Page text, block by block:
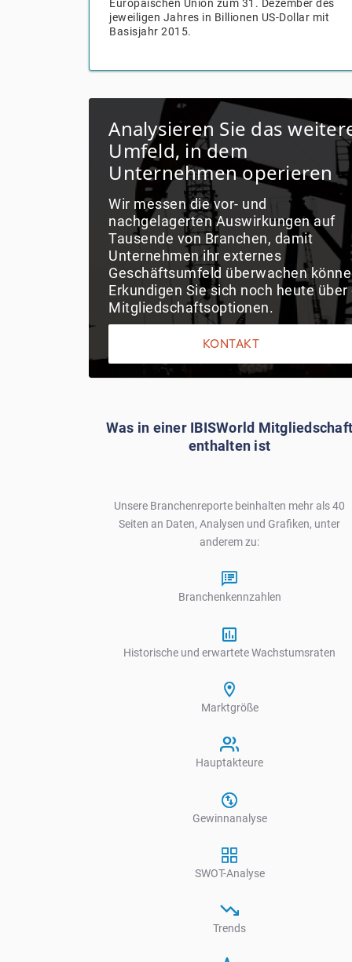
Europäischen Union zum 31. Dezember des
jeweiligen Jahres in Billionen US-Dollar mit
Basisjahr 2015.
Analysieren Sie das
Umfeld, in dem
Unternehmen operieren
Wir messen die vor- und
nachgelagerten Auswirkungen auf
Tausende von Branchen, damit
Unternehmen ihr externes
Geschäftsumfeld überwachen
Erkundigen Sie sich noch heute über
Mitgliedschaftsoptionen.
KONTAKT
Was in einer IBISWorld Mitgliedschaft
enthalten ist
Unsere Branchenreporte beinhalten mehr als 40
Seiten an Daten, Analysen und Grafiken, unter
anderem zu:
Branchenkennzahlen
Historische und erwartete Wachstumsraten
Marktgröße
Hauptakteure
Gewinnanalyse
SWOT-Analyse
Trends